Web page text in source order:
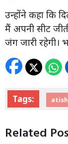
उन्होंने कहा कि
मैं अपनी सीट
जंग जारी रहेगी।
Tags:
Related